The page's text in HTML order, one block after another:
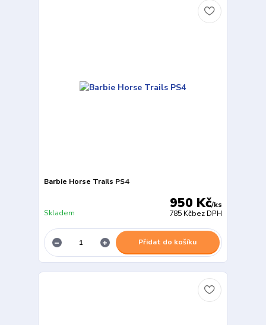
Barbie Horse Trails PS4
950 Kč/ks
785 Kčbez DPH
Skladem
Přidat do košíku